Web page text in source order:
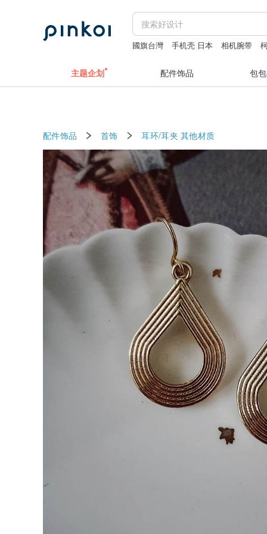
國旗台灣 手机壳 日本 相机腕带
主题企划 配件饰品 包
配件饰品 首饰 耳环/耳夹 其他材质